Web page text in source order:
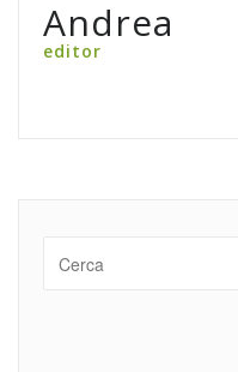
Andrea
editor